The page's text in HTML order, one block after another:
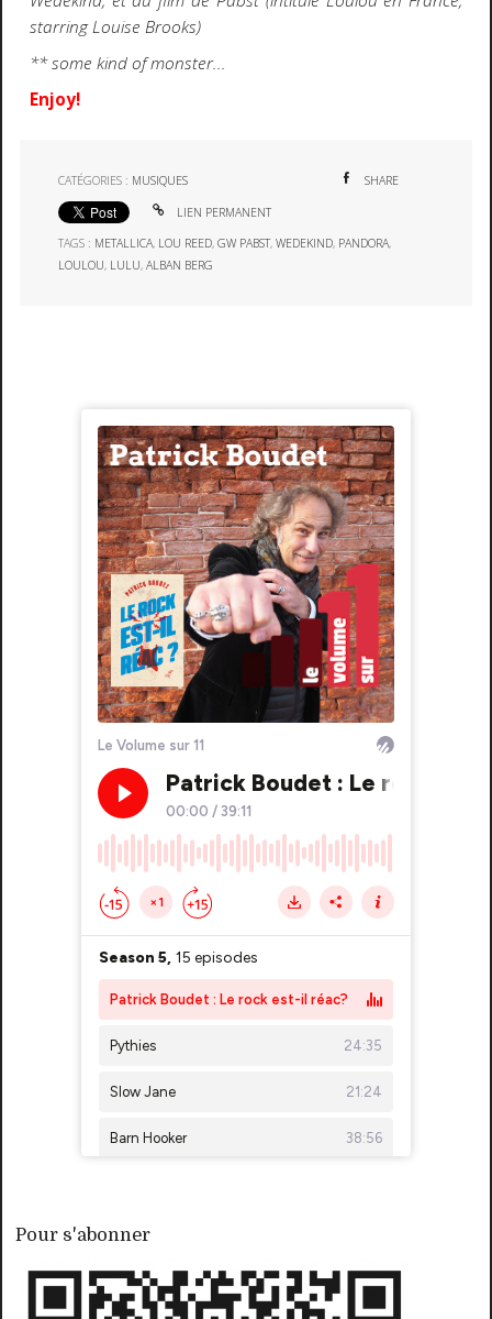
Pour s'abonner
starring Louise Brooks)
** some kind of monster...
Enjoy!
CATÉGORIES : MUSIQUES SHARE
LIEN PERMANENT
TAGS : METALLICA, LOU REED,GW PABST,WEDEKIND, PANDORA,
LOULOU, LULU,ALBAN BERG